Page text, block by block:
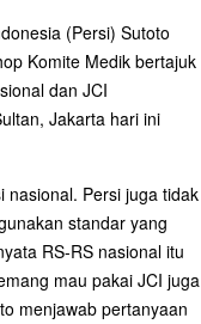
(Persi) Sutoto
Komite Medik bertajuk
dan JCI
Jakarta hari ini
nasional. Persi juga tidak
standar yang
RS-RS nasional itu
mau pakai JCI juga
menjawab pertanyaan